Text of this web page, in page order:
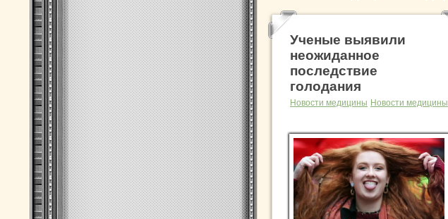
Ученые выявили
неожиданное
последствие
голодания
Новости медицины Новости медицины